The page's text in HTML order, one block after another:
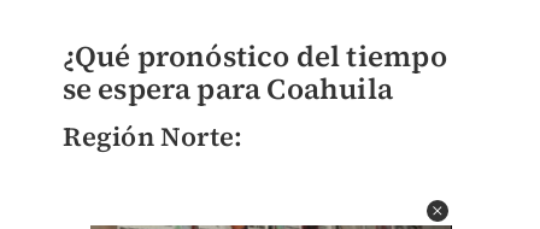
¿Qué pronóstico del tiempo
se espera para Coahuila
Región Norte: